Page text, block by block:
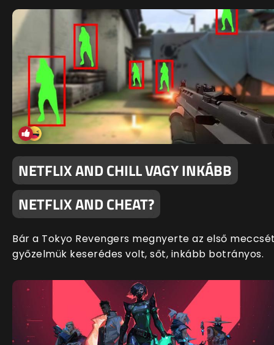
NETFLIX AND CHILL VAGY INKÁBB
NETFLIX AND CHEAT?
Bár a Tokyo Revengers megnyerte az első
győzelmük keserédes volt, sőt, inkább botrányos.